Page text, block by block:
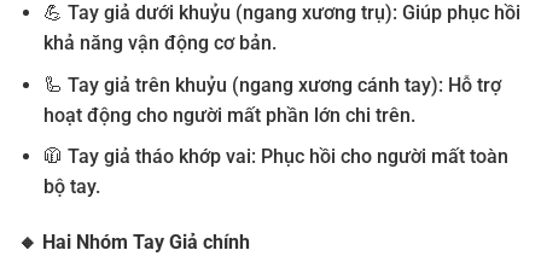
💪 Tay giả dưới khuỷu (ngang xương trụ): Giúp phục hồi
khả năng vận động cơ bản.
🦾 Tay giả trên khuỷu (ngang xương cánh tay): Hỗ trợ
hoạt động cho người mất phần lớn chi trên.
🧥 Tay giả tháo khớp vai: Phục hồi cho người mất toàn
bộ tay.
🔸 Hai Nhóm Tay Giả chính